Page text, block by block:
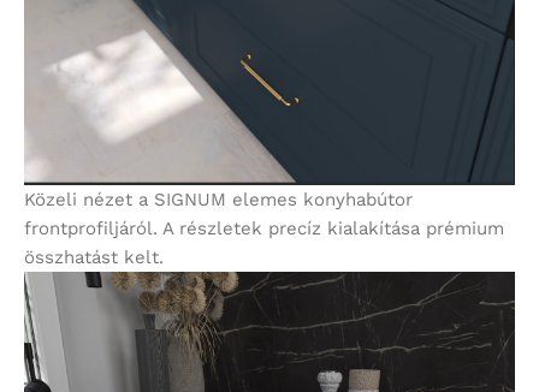
Közeli nézet a SIGNUM elemes konyhabútor
frontprofiljáról. A részletek precíz kialakítása prémium
összhatást kelt.